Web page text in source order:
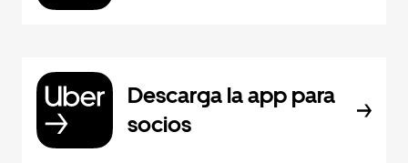
Descarga la app para
socios